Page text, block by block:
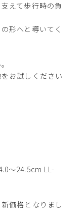
えて歩行時の負
形へと導いてく
お試しください
～24.5cm LL-
価格となりまし